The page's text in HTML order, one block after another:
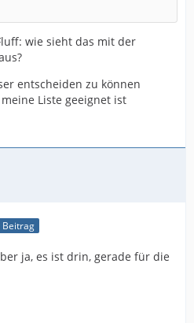
wie sieht das mit der
entscheiden zu können
Liste geeignet ist
ja, es ist drin, gerade für die